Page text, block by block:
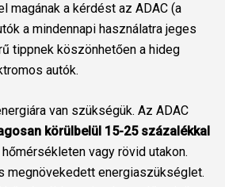
a kérdést az ADAC (a
a mindennapi használatra jeges
tippnek köszönhetően a hideg
autók.
van szükségük. Az ADAC
körülbelül 15-25 százalékkal
vagy rövid utakon.
megnövekedett energiaszükséglet.